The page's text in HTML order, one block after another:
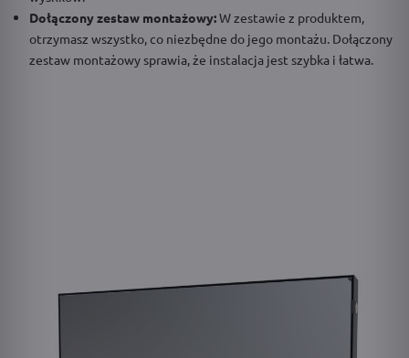
Dołączony zestaw montażowy:W zestawie z produktem,
otrzymasz wszystko, co niezbędne do jego montażu. Dołączony
zestaw montażowy sprawia, że instalacja jest szybka i łatwa.